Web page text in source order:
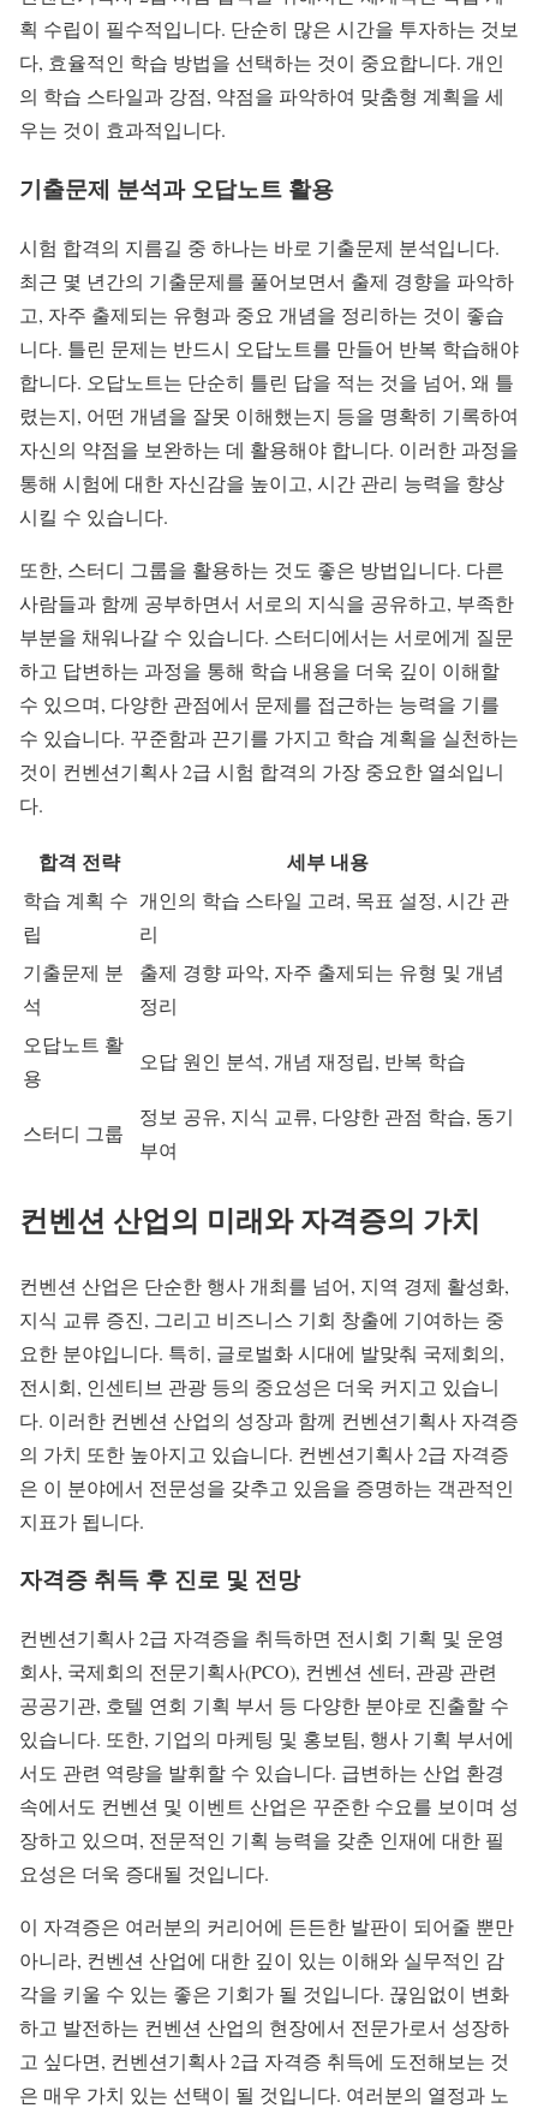
획 수립이 필수적입니다. 단순히 많은 시간을 투자하는 것보
다, 효율적인 학습 방법을 선택하는 것이 중요합니다. 개인
의 학습 스타일과 강점, 약점을 파악하여 맞춤형 계획을 세
우는 것이 효과적입니다.
기출문제 분석과 오답노트 활용
시험 합격의 지름길 중 하나는 바로 기출문제 분석입니다.
최근 몇 년간의 기출문제를 풀어보면서 출제 경향을 파악하
고, 자주 출제되는 유형과 중요 개념을 정리하는 것이 좋습
니다. 틀린 문제는 반드시 오답노트를 만들어 반복 학습해야
합니다. 오답노트는 단순히 틀린 답을 적는 것을 넘어, 왜 틀
렸는지, 어떤 개념을 잘못 이해했는지 등을 명확히 기록하여
자신의 약점을 보완하는 데 활용해야 합니다. 이러한 과정을
통해 시험에 대한 자신감을 높이고, 시간 관리 능력을 향상
시킬 수 있습니다.
또한, 스터디 그룹을 활용하는 것도 좋은 방법입니다. 다른
사람들과 함께 공부하면서 서로의 지식을 공유하고, 부족한
부분을 채워나갈 수 있습니다. 스터디에서는 서로에게 질문
하고 답변하는 과정을 통해 학습 내용을 더욱 깊이 이해할
수 있으며, 다양한 관점에서 문제를 접근하는 능력을 기를
수 있습니다. 꾸준함과 끈기를 가지고 학습 계획을 실천하는
것이 컨벤션기획사 2급 시험 합격의 가장 중요한 열쇠입니
다.
합격 전략 세부 내용
학습 계획 수
립
개인의 학습 스타일 고려, 목표 설정, 시간 관
리
기출문제 분
석
출제 경향 파악, 자주 출제되는 유형 및 개념
정리
오답노트 활
용
오답 원인 분석, 개념 재정립, 반복 학습
스터디 그룹
정보 공유, 지식 교류, 다양한 관점 학습, 동기
부여
컨벤션 산업의 미래와 자격증의 가치
컨벤션 산업은 단순한 행사 개최를 넘어, 지역 경제 활성화,
지식 교류 증진, 그리고 비즈니스 기회 창출에 기여하는 중
요한 분야입니다. 특히, 글로벌화 시대에 발맞춰 국제회의,
전시회, 인센티브 관광 등의 중요성은 더욱 커지고 있습니
다. 이러한 컨벤션 산업의 성장과 함께 컨벤션기획사 자격증
의 가치 또한 높아지고 있습니다. 컨벤션기획사 2급 자격증
은 이 분야에서 전문성을 갖추고 있음을 증명하는 객관적인
지표가 됩니다.
자격증 취득 후 진로 및 전망
컨벤션기획사 2급 자격증을 취득하면 전시회 기획 및 운영
회사, 국제회의 전문기획사(PCO), 컨벤션 센터, 관광 관련
공공기관, 호텔 연회 기획 부서 등 다양한 분야로 진출할 수
있습니다. 또한, 기업의 마케팅 및 홍보팀, 행사 기획 부서에
서도 관련 역량을 발휘할 수 있습니다. 급변하는 산업 환경
속에서도 컨벤션 및 이벤트 산업은 꾸준한 수요를 보이며 성
장하고 있으며, 전문적인 기획 능력을 갖춘 인재에 대한 필
요성은 더욱 증대될 것입니다.
이 자격증은 여러분의 커리어에 든든한 발판이 되어줄 뿐만
아니라, 컨벤션 산업에 대한 깊이 있는 이해와 실무적인 감
각을 키울 수 있는 좋은 기회가 될 것입니다. 끊임없이 변화
하고 발전하는 컨벤션 산업의 현장에서 전문가로서 성장하
고 싶다면, 컨벤션기획사 2급 자격증 취득에 도전해보는 것
은 매우 가치 있는 선택이 될 것입니다. 여러분의 열정과 노